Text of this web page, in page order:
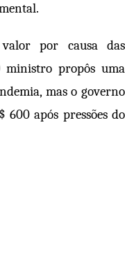
por causa das
ministro propôs uma
mas o governo
após pressões do